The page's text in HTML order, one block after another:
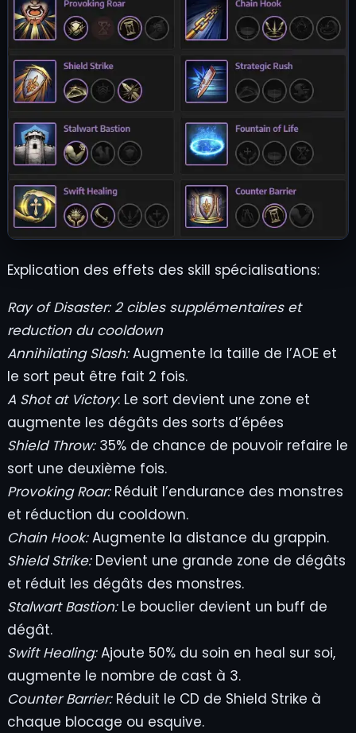
Explication des effets des skill spécialisations:
Ray of Disaster: 2 cibles supplémentaires et
reduction du cooldown
Annihilating Slash:Augmente la taille de l’AOE et
le sort peut être fait 2 fois.
A Shot at Victory: Le sort devient une zone et
augmente les dégâts des sorts d’épées
Shield Throw:35% de chance de pouvoir refaire le
sort une deuxième fois.
Provoking Roar:Réduit l’endurance des monstres
et réduction du cooldown.
Chain Hook:Augmente la distance du grappin.
Shield Strike: Devient une grande zone de dégâts
et réduit les dégâts des monstres.
Stalwart Bastion:Le bouclier devient un buff de
dégât.
Swift Healing:Ajoute 50% du soin en heal sur soi,
augmente le nombre de cast à 3.
Counter Barrier:Réduit le CD de Shield Strike à
chaque blocage ou esquive.